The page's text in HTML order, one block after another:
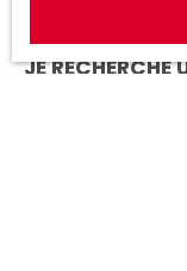
JE RECHERCHE